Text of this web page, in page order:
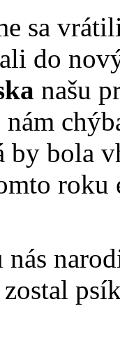
sa
do
našu
by bola
roku
nás
zostal